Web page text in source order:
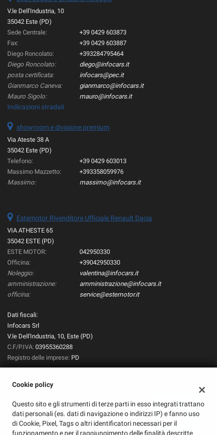
V.le Dell'Industria, 10
35042 Este (PD)
Sede Centrale:
+39 0429 603873
Fax:
+39 0429 603887
Diego Roncolato:
+393284795464
Diego Roncolato:
diego@infocars.it
posta certificata:
infocars@pec.it
Gianmarco Caneva:
gianmarco@infocars.it
Mauro Sigolo:
mauro@infocars.it
Indicazioni stradali
showroom e divisione premium
Via Ateste 38 A
35042 Este (PD)
Telefono:
+39 0429 603013
Massimo Mazzetto:
+393358059976
Massimo:
massimo@infocars.it
Estemotor Rivenditore Ufficiale Renault Dacia
VIA ATHESTE 65
35042 ESTE (PD)
ESTE MOTOR:
042950330
Officina:
+39042950330
Noleggio:
valentina@infocars.it
amministrazione:
amministrazione@infocars.it
officina:
service@estemotor.it
Dati fiscali:
Infocars Srl
V.le Dell'Industria, 10, Este (PD)
C.F/P.IVA: 03955360288
Registro delle imprese: PD
Cookie policy
Questo sito e gli strumenti di terze parti in esso integrati trattano
dati personali (es. dati di navigazione o indirizzi IP) e fanno uso
di Cookie, Pixel, Tags o altri identificatori necessari per il
funzionamento e per il raggiungimento delle finalità descritte